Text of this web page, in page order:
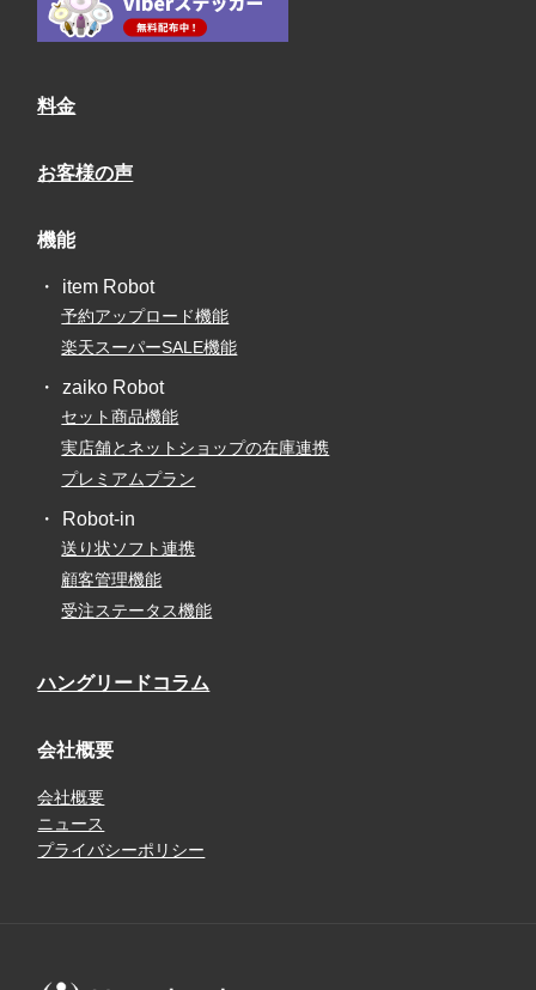
料金
お客様の声
機能
item Robot
予約アップロード機能
楽天スーパーSALE機能
zaiko Robot
セット商品機能
実店舗とネットショップの在庫連携
プレミアムプラン
Robot-in
送り状ソフト連携
顧客管理機能
受注ステータス機能
ハングリードコラム
会社概要
会社概要
ニュース
プライバシーポリシー